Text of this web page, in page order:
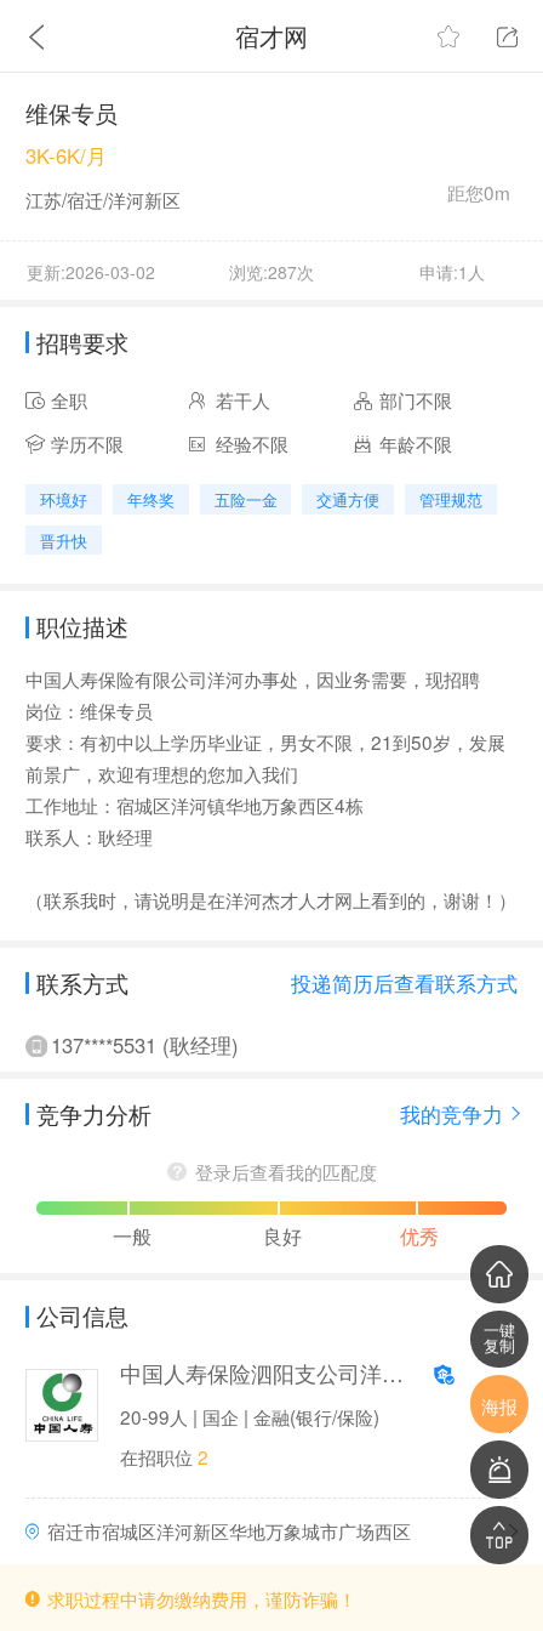
宿才网
维保专员
距您0m
3K-6K/月
江苏/宿迁/洋河新区
更新:2026-03-02 浏览:287次 申请:1人
招聘要求
全职 若干人
部门不限
学历不限
经验不限 年龄不限
环境好 年终奖 五险一金 交通方便
管理规范
晋升快
职位描述
中国人寿保险有限公司洋河办事处，因业务需要，现招聘
岗位：维保专员
要求：有初中以上学历毕业证，男女不限，21到50岁，发展
前景广，欢迎有理想的您加入我们
工作地址：宿城区洋河镇华地万象西区4栋
联系人：耿经理
（联系我时，请说明是在洋河杰才人才网上看到的，谢谢！）
联系方式 投递简历后查看联系方式
137****5531 (耿经理)
竞争力分析 我的竞争力
登录后查看我的匹配度
一般 良好 优秀
公司信息
中国人寿保险泗阳支公司洋河营销服务部
20-99人 | 国企 | 金融(银行/保险)
在招职位 2
宿迁市宿城区洋河新区华地万象城市广场西区
求职过程中请勿缴纳费用，谨防诈骗！
一键
复制
海报